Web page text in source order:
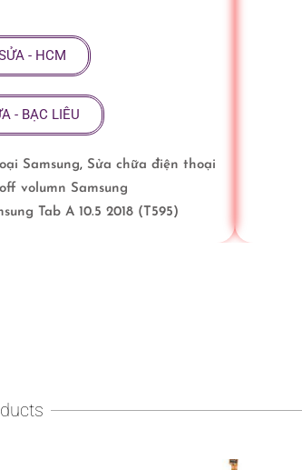
- HCM
- BẠC LIÊU
Samsung, Sửa chữa điện thoại
volumn Samsung
Tab A 10.5 2018 (T595)